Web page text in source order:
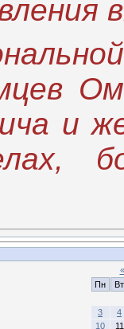
и
«
Пн
Вт
3
4
10
11